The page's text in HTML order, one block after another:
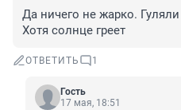
Да ничего не жарко.
Хотя солнце греет
ОТВЕТИТЬ 1
Гость
17 мая, 18:51